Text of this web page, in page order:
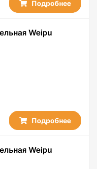
Подробнее
Weipu
Подробнее
Weipu